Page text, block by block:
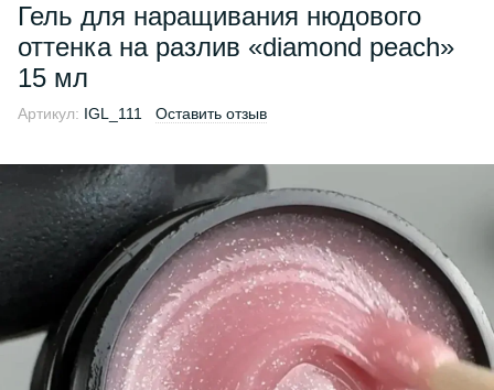
Гель для наращивания нюдового
оттенка на разлив «diamond peach»
15 мл
Артикул: IGL_111 Оставить отзыв